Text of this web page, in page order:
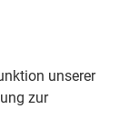
unserer
zur